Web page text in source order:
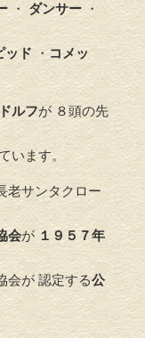
・ ダンサー ・
ッド ・ コメッ
ルフが ８頭の先
います。
老サンタクロー
会が １９５７年
会が 認定する公